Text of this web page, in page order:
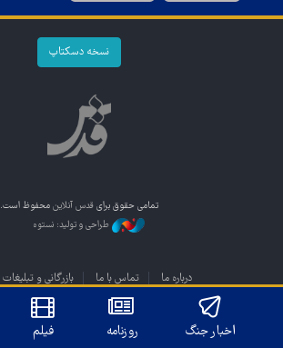
نسخه دسکتاپ
تمامی حقوق برای قدس آنلاین محفوظ است.
طراحی و تولید: نستوه
درباره ما تماس با ما بازرگانی و تبلیغات
اخبار جنگ روزنامه فیلم